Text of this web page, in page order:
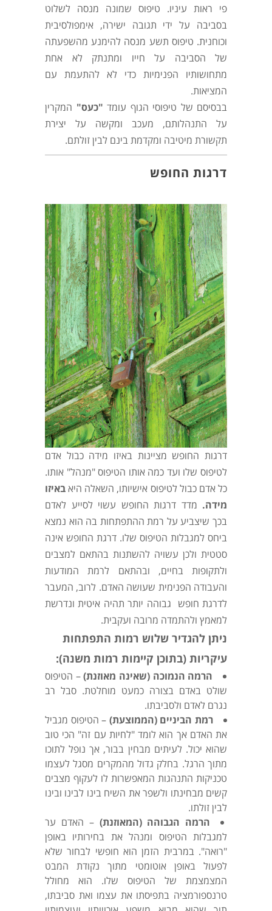
פי ראות עיניו. טיפוס שמונה מנסה לשלוט
בסביבה על ידי תגובה ישירה, אימפולסיבית
וכוחנית. טיפוס תשע מנסה להימנע מהשפעתה
של הסביבה על חייו ומתנתק לא אחת
מתחושותיו הפנימיות כדי לא להתעמת עם
המציאות.
בבסיסם של טיפוסי הגוף עומד "כעס" המקרין
על התנהלותם, מעכב ומקשה על יצירת
תקשורת מיטיבה ומקדמת בינם לבין זולתם.
דרגות החופש
דרגות החופש מציינות באיזו מידה כבול אדם
לטיפוס שלו ועד כמה אותו הטיפוס "מנהל" אותו.
כל אדם כבול לטיפוס אישיותו, השאלה היאבאיזו
מידה. מדד דרגות החופש עשוי לסייע לאדם
בכך שיצביע על רמת ההתפתחות בה הוא נמצא
ביחס למגבלות הטיפוס שלו. דרגת החופש אינה
סטטית ולכן עשויה להשתנות בהתאם למצבים
ולתקופות בחיים, ובהתאם לרמת המודעות
והעבודה הפנימית שעושה האדם. לרוב, המעבר
לדרגת חופש גבוהה יותר תהיה איטית ונדרשת
למאמץ ולהתמדה מרובה ועקבית.
ניתן להגדיר שלוש רמות התפתחות
עיקריות (בתוכן קיימות רמות משנה):
הרמה הנמוכה (שאינה מאוזנת)– הטיפוס
שולט באדם בצורה כמעט מוחלטת. סבל רב
נגרם לאדם ולסביבתו.
רמת הביניים (הממוצעת) – הטיפוס מגביל
את האדם אך הוא לומד "לחיות עם זה" הכי טוב
שהוא יכול. לעיתים מבחין בבור, אך נופל לתוכו
מתוך הרגל. בחלק גדול מהמקרים מסגל לעצמו
טכניקות התנהגות המאפשרות לו לעקוף מצבים
קשים מבחינתו ולשפר את השיח בינו לבינו ובינו
לבין זולתו.
הרמה הגבוהה (המאוזנת) – האדם ער
למגבלות הטיפוס ומנהל את בחירותיו באופן
"רואה". במרבית הזמן הוא חופשי לבחור שלא
לפעול באופן אוטומטי מתוך נקודת המבט
המצמצמת של הטיפוס שלו. הוא מחולל
טרנספורמציה בתפיסתו את עצמו ואת סביבתו,